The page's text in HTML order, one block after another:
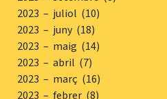
2023 – juliol (10)
2023 – juny (18)
2023 – maig (14)
2023 – abril (7)
2023 – març (16)
2023 – febrer (8)